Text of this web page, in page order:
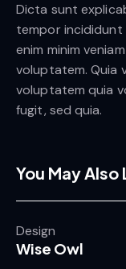
Dicta sunt
tempor incididunt
enim minim
voluptatem. Quia
voluptatem quia
fugit, sed quia.
You May Also
Design
Wise Owl